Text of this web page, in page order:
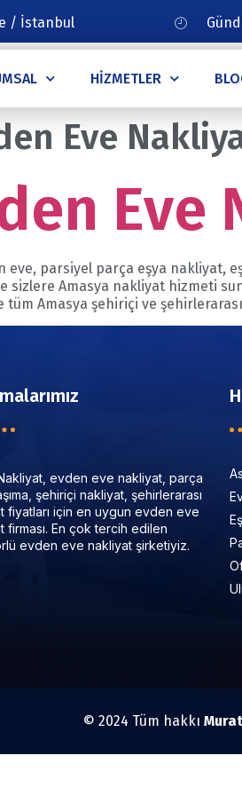
/ İstanbul
HIZMETLER
Eve
Eve
parsiyel parça eşya nakliyat,
Amasya nakliyat hizmeti
tüm Amasya şehiriçi ve
evden eve nakliyat, parça
şehiriçi nakliyat, şehirlerarası
fiyatları için en uygun evden eve
firması. En çok tercih edilen
evden eve nakliyat şirketiyiz.
© 2024 Tüm hakkı